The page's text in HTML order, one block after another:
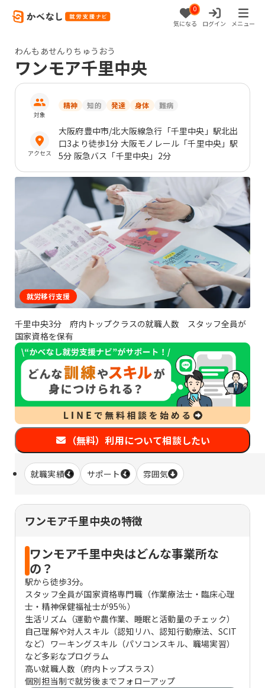
0
気になる ログイン メニュー
わんもあせんりちゅうおう
ワンモア千里中央
対象
精神 知的 発達 身体 難病
アクセス
大阪府豊中市/北大阪線急行「千里中央」駅北出
口3より徒歩1分 大阪モノレール「千里中央」駅
5分 阪急バス「千里中央」2分
就労移行支援
千里中央3分 府内トップクラスの就職人数 スタッフ全員が
国家資格を保有
（無料）利用について相談したい
就職実績 サポート 雰囲気
ワンモア千里中央の特徴
ワンモア千里中央はどんな事業所な
の？
駅から徒歩3分。
スタッフ全員が国家資格専門職（作業療法士・臨床心理
士・精神保健福祉士が95％）
生活リズム（運動や農作業、睡眠と活動量のチェック）
自己理解や対人スキル（認知リハ、認知行動療法、SCIT
など）ワーキングスキル（パソコンスキル、職場実習）
など多彩なプログラム
高い就職人数（府内トップスラス）
個別担当制で就労後までフォローアップ